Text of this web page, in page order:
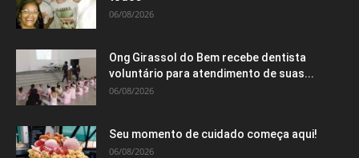
06/08/2026
Ong Girassol do Bem recebe dentista
voluntário para atendimento de suas...
06/08/2026
Seu momento de cuidado começa aqui!
06/08/2026